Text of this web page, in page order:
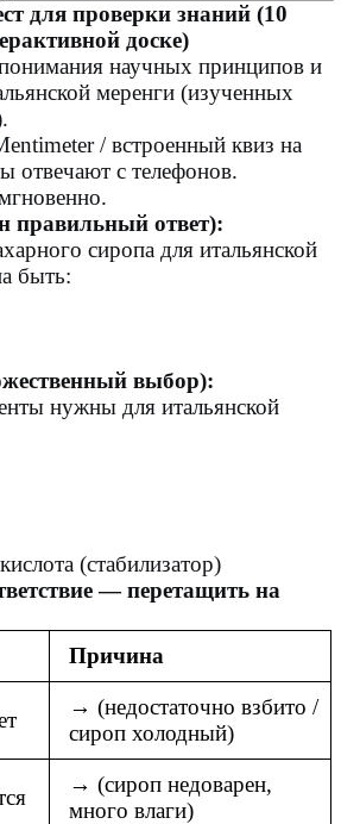
для проверки знаний (10
доске)
научных принципов и
меренги (изученных
/ встроенный квиз на
отвечают с телефонов.
правильный ответ):
сиропа для итальянской
быть:
выбор):
нужны для итальянской
(стабилизатор)
— перетащить на
Причина
→ (недостаточно взбито /
сироп холодный)
→ (сироп недоварен,
много влаги)